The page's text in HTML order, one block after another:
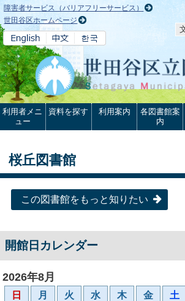
本文へ
障害者サービス（バリアフリーサービス）
世田谷区ホームページ
利用者メニ
ュー
資料を探す 利用案内
各図書館案
内
桜丘図書館
この図書館をもっと知りたい
開館日カレンダー
2026年8月
日 月 火 水 木 金 土